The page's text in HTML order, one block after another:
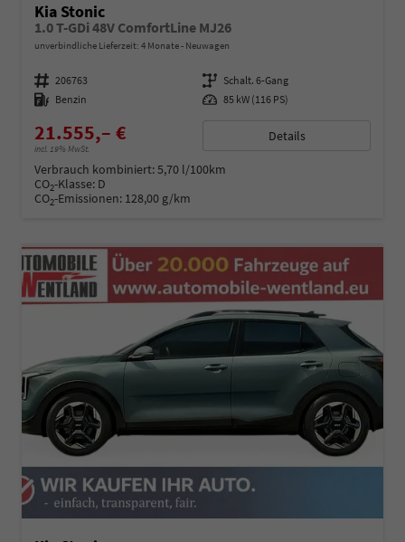
Kia Stonic
1.0 T-GDi 48V ComfortLine MJ26
unverbindliche Lieferzeit: 4 Monate Neuwagen
Fahrzeugnummer 206763 Getriebe Schalt. 6-Gang
Kraftstoff Benzin Leistung 85 kW (116 PS)
21.555,– €
incl. 19% MwSt.
Details
Verbrauch kombiniert:5,70 l/100km
CO2-Klasse: D
CO2-Emissionen: 128,00 g/km